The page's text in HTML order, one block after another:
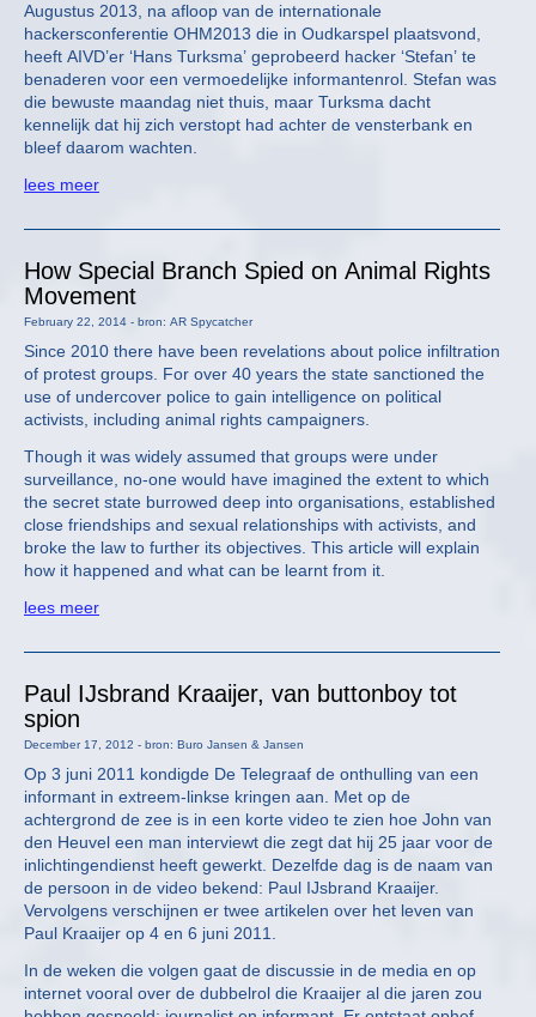
Augustus 2013, na afloop van de internationale
hackersconferentie OHM2013 die in Oudkarspel plaatsvond,
heeft AIVD’er ‘Hans Turksma’ geprobeerd hacker ‘Stefan’ te
benaderen voor een vermoedelijke informantenrol. Stefan was
die bewuste maandag niet thuis, maar Turksma dacht
kennelijk dat hij zich verstopt had achter de vensterbank en
bleef daarom wachten.
lees meer
How Special Branch Spied on Animal Rights
Movement
February 22, 2014 - bron: AR Spycatcher
Since 2010 there have been revelations about police infiltration
of protest groups. For over 40 years the state sanctioned the
use of undercover police to gain intelligence on political
activists, including animal rights campaigners.
Though it was widely assumed that groups were under
surveillance, no-one would have imagined the extent to which
the secret state burrowed deep into organisations, established
close friendships and sexual relationships with activists, and
broke the law to further its objectives. This article will explain
how it happened and what can be learnt from it.
lees meer
Paul IJsbrand Kraaijer, van buttonboy tot
spion
December 17, 2012 - bron: Buro Jansen & Jansen
Op 3 juni 2011 kondigde De Telegraaf de onthulling van een
informant in extreem-linkse kringen aan. Met op de
achtergrond de zee is in een korte video te zien hoe John van
den Heuvel een man interviewt die zegt dat hij 25 jaar voor de
inlichtingendienst heeft gewerkt. Dezelfde dag is de naam van
de persoon in de video bekend: Paul IJsbrand Kraaijer.
Vervolgens verschijnen er twee artikelen over het leven van
Paul Kraaijer op 4 en 6 juni 2011.
In de weken die volgen gaat de discussie in de media en op
internet vooral over de dubbelrol die Kraaijer al die jaren zou